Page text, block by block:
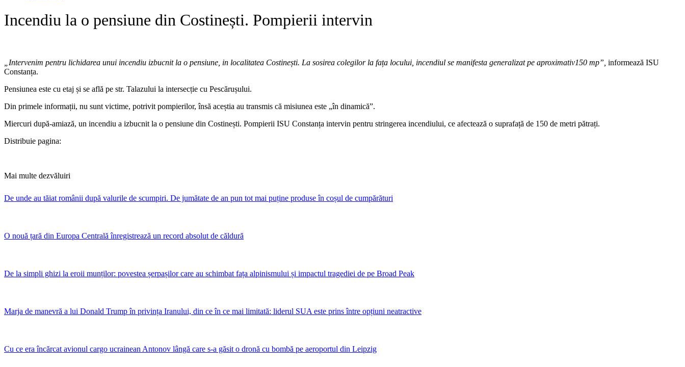
Incendiu la o pensiune din Costinești. Pompierii intervin
„Intervenim pentru lichidarea unui incendiu izbucnit la o pensiune, in localitatea Costinești. La sosirea colegilor la fața locului, incendiul se manifesta generalizat pe aproximativ150 mp”, informează ISU
Constanța.
Pensiunea este cu etaj și se află pe str. Talazului la intersecție cu Pescărușului.
Din primele informații, nu sunt victime, potrivit pompierilor, însă aceștia au transmis că misiunea este „în dinamică”.
​Miercuri după-amiază, un incendiu a izbucnit la o pensiune din Costinești. Pompierii ISU Constanța intervin pentru stringerea incendiului, ce afectează o suprafață de 150 de metri pătrați.
Distribuie pagina:
Mai multe dezvăluiri
De unde au tăiat românii după valurile de scumpiri. De jumătate de an pun tot mai puține produse în coșul de cumpărături
O nouă țară din Europa Centrală înregistrează un record absolut de căldură
De la simpli ghizi la eroii munților: povestea șerpașilor care au schimbat fața alpinismului și impactul tragediei de pe Broad Peak
Marja de manevră a lui Donald Trump în privința Iranului, din ce în ce mai limitată: liderul SUA este prins între opțiuni neatractive
Cu ce era încărcat avionul cargo ucrainean Antonov lângă care s-a găsit o dronă cu bombă pe aeroportul din Leipzig